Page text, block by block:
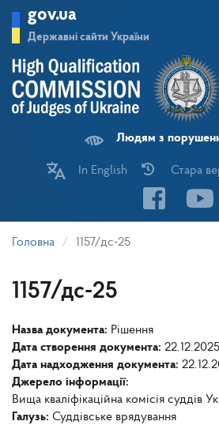
основного
матеріалу
gov.ua
Державні сайти України
Людям з
In English Стара
Головна 1157/дс-25
1157/дс-25
Назва документа: Рішення
Дата створення документа: 22.12.2025
Дата надходження документа:
Джерело інформації:
Вища кваліфікаційна комісія суддів
Галузь: Суддівське врядування